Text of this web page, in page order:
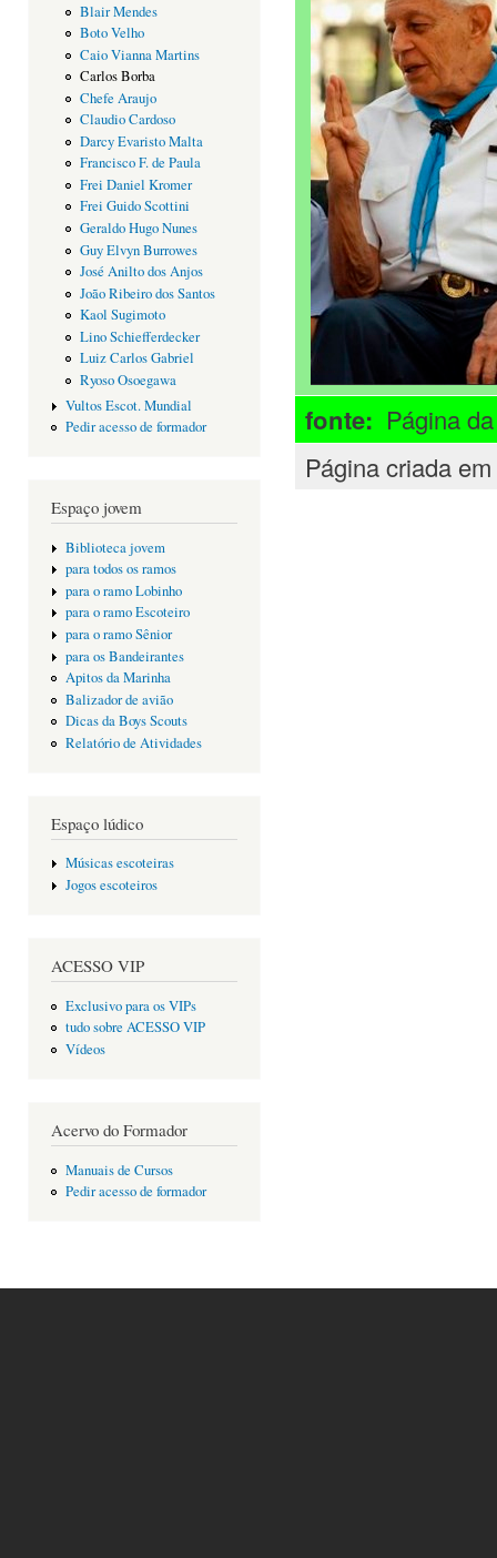
Blair Mendes
Boto Velho
Caio Vianna Martins
Carlos Borba
Chefe Araujo
Claudio Cardoso
Darcy Evaristo Malta
Francisco F. de Paula
Frei Daniel Kromer
Frei Guido Scottini
Geraldo Hugo Nunes
Guy Elvyn Burrowes
José Anilto dos Anjos
João Ribeiro dos Santos
Kaol Sugimoto
Lino Schiefferdecker
Luiz Carlos Gabriel
Ryoso Osoegawa
Vultos Escot. Mundial
Pedir acesso de formador
Espaço jovem
Biblioteca jovem
para todos os ramos
para o ramo Lobinho
para o ramo Escoteiro
para o ramo Sênior
para os Bandeirantes
Apitos da Marinha
Balizador de avião
Dicas da Boys Scouts
Relatório de Atividades
Espaço lúdico
Músicas escoteiras
Jogos escoteiros
ACESSO VIP
Exclusivo para os VIPs
tudo sobre ACESSO VIP
Vídeos
Acervo do Formador
Manuais de Cursos
Pedir acesso de formador
fonte: Página
Página criada